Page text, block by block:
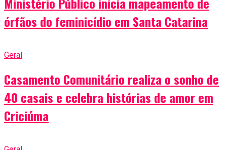
órfãos do feminicídio em Santa Catarina
Geral
Casamento Comunitário realiza o sonho de
40 casais e celebra histórias de amor em
Criciúma